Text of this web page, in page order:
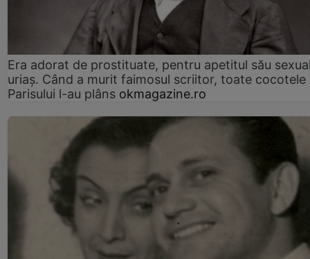
Era adorat de prostituate, pentru apetitul său
uriaș. Când a murit faimosul scriitor, toate cocotele
Parisului l-au plâns okmagazine.ro